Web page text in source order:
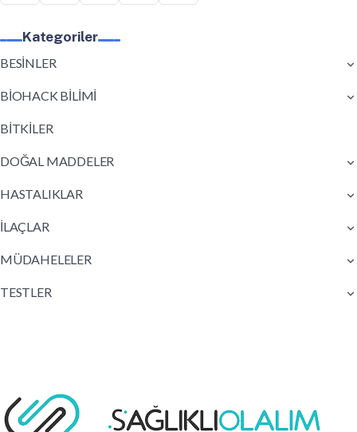
Kategoriler
BESİNLER
BİOHACK BİLİMİ
BİTKİLER
DOĞAL MADDELER
HASTALIKLAR
İLAÇLAR
MÜDAHELELER
TESTLER